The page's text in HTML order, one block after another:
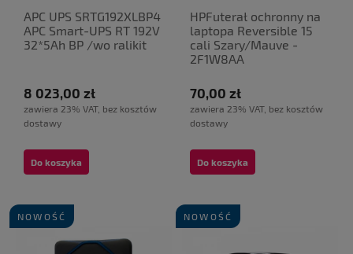
APC UPS SRTG192XLBP4
APC Smart-UPS RT 192V
32*5Ah BP /wo ralikit
8 023,00 zł
zawiera 23% VAT, bez kosztów
dostawy
Do koszyka
HPFuterał ochronny na
laptopa Reversible 15
cali Szary/Mauve -
2F1W8AA
70,00 zł
zawiera 23% VAT, bez kosztów
dostawy
Do koszyka
NOWOŚĆ NOWOŚĆ